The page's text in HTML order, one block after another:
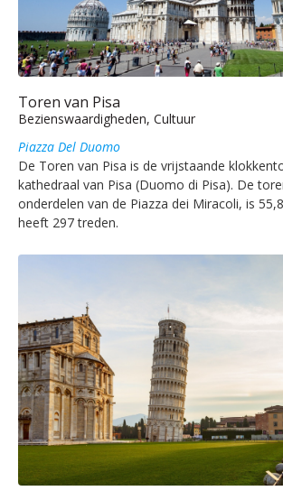
Toren van Pisa
Bezienswaardigheden, Cultuur
Piazza Del Duomo
De Toren van Pisa is de vrijstaande
kathedraal van Pisa (Duomo di Pisa). De
onderdelen van de Piazza dei Miracoli, is
heeft 297 treden.